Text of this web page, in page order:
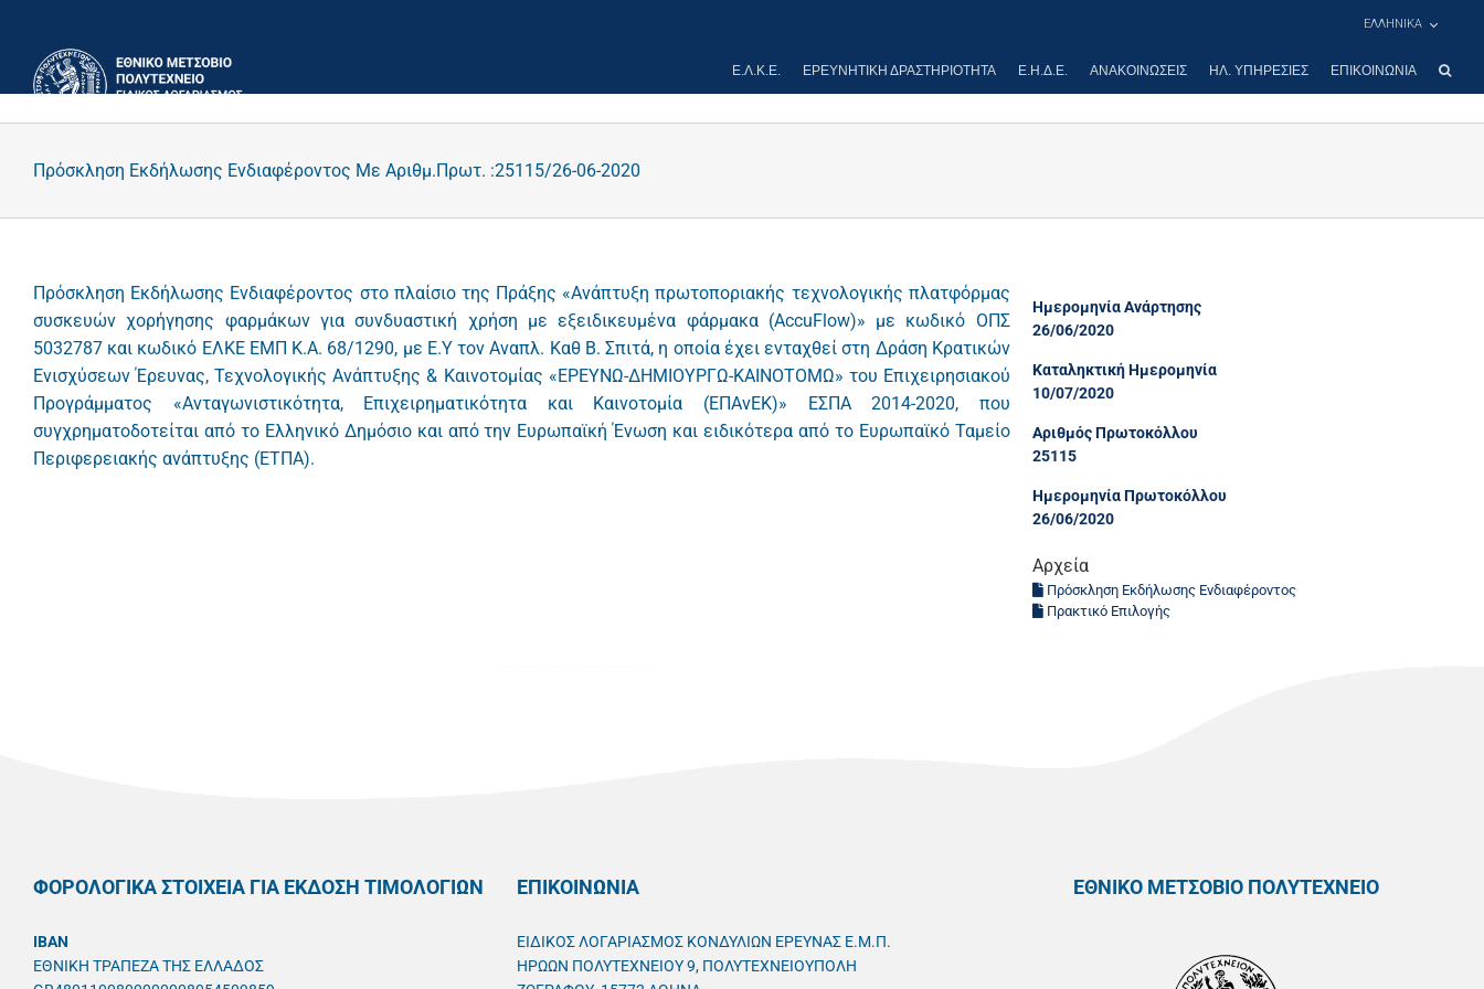
περιεχόμενο
ΕΛΛΗΝΙΚΑ
Ε.Λ.Κ.Ε. ΕΡΕΥΝΗΤΙΚΉ ΔΡΑΣΤΗΡΙΌΤΗΤΑ Ε.Η.Δ.Ε. ΑΝΑΚΟΙΝΏΣΕΙΣ ΗΛ. ΥΠΗΡΕΣΊΕΣ ΕΠΙΚΟΙΝΩΝΊΑ
Πρόσκληση Εκδήλωσης Ενδιαφέροντος Με Αριθμ.Πρωτ. :25115/26-06-2020
Πρόσκληση Εκδήλωσης Ενδιαφέροντος στο πλαίσιο της Πράξης «Ανάπτυξη πρωτοποριακής τεχνολογικής πλατφόρμας
συσκευών χορήγησης φαρμάκων για συνδυαστική χρήση με εξειδικευμένα φάρμακα (AccuFlow)» με κωδικό ΟΠΣ
5032787 και κωδικό ΕΛΚΕ ΕΜΠ Κ.Α. 68/1290, με Ε.Υ τον Αναπλ. Καθ Β. Σπιτά, η οποία έχει ενταχθεί στη Δράση Κρατικών
Ενισχύσεων Έρευνας, Τεχνολογικής Ανάπτυξης & Καινοτομίας «ΕΡΕΥΝΩ-ΔΗΜΙΟΥΡΓΩ-ΚΑΙΝΟΤΟΜΩ» του Επιχειρησιακού
Προγράμματος «Ανταγωνιστικότητα, Επιχειρηματικότητα και Καινοτομία (ΕΠΑνΕΚ)» ΕΣΠΑ 2014-2020, που
συγχρηματοδοτείται από το Ελληνικό Δημόσιο και από την Ευρωπαϊκή Ένωση και ειδικότερα από το Ευρωπαϊκό Ταμείο
Περιφερειακής ανάπτυξης (ΕΤΠΑ).
Ημερομηνία Ανάρτησης
26/06/2020
Καταληκτική Ημερομηνία
10/07/2020
Αριθμός Πρωτοκόλλου
25115
Ημερομηνία Πρωτοκόλλου
26/06/2020
Αρχεία
Πρόσκληση Εκδήλωσης Ενδιαφέροντος
Πρακτικό Επιλογής
ΦΟΡΟΛΟΓΙΚΑ ΣΤΟΙΧΕΙΑ ΓΙΑ ΕΚΔΟΣΗ ΤΙΜΟΛΟΓΙΩΝ
IBAN
ΕΘΝΙΚΗ ΤΡΑΠΕΖΑ ΤΗΣ ΕΛΛΑΔΟΣ
ΕΠΙΚΟΙΝΩΝΙΑ
ΕΙΔΙΚΟΣ ΛΟΓΑΡΙΑΣΜΟΣ ΚΟΝΔΥΛΙΩΝ ΕΡΕΥΝΑΣ Ε.Μ.Π.
ΗΡΩΩΝ ΠΟΛΥΤΕΧΝΕΙΟΥ 9, ΠΟΛΥΤΕΧΝΕΙΟΥΠΟΛΗ
ΕΘΝΙΚΟ ΜΕΤΣΟΒΙΟ ΠΟΛΥΤΕΧΝΕΙΟ